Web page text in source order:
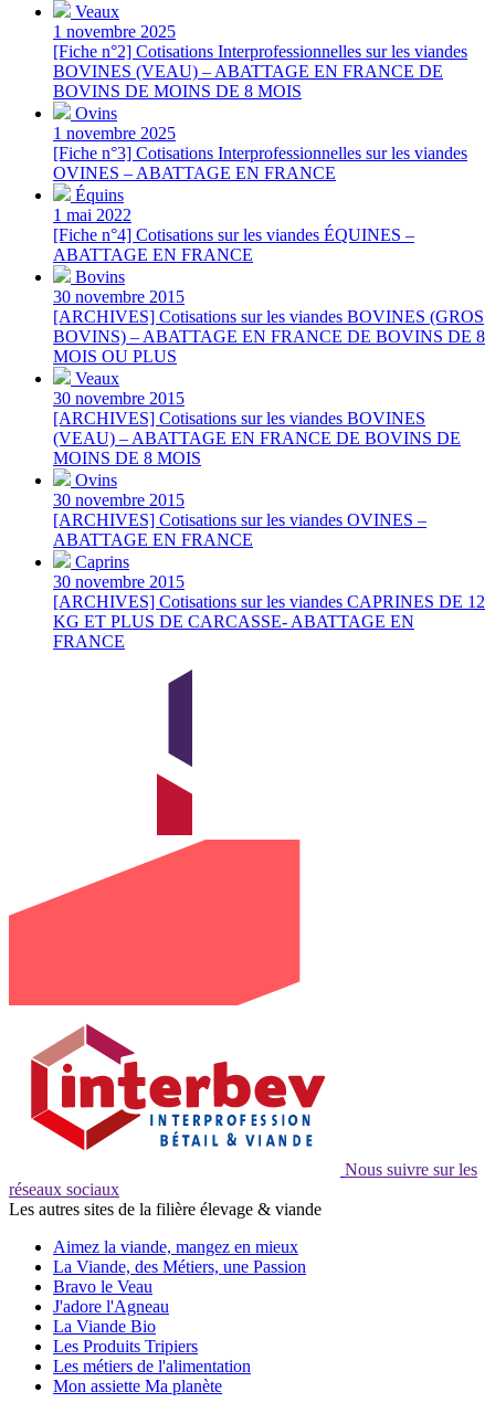
Veaux
1 novembre 2025
[Fiche n°2] Cotisations Interprofessionnelles sur les viandes
BOVINES (VEAU) – ABATTAGE EN FRANCE DE
BOVINS DE MOINS DE 8 MOIS
Ovins
1 novembre 2025
[Fiche n°3] Cotisations Interprofessionnelles sur les viandes
OVINES – ABATTAGE EN FRANCE
Équins
1 mai 2022
[Fiche n°4] Cotisations sur les viandes ÉQUINES –
ABATTAGE EN FRANCE
Bovins
30 novembre 2015
[ARCHIVES] Cotisations sur les viandes BOVINES (GROS
BOVINS) – ABATTAGE EN FRANCE DE BOVINS DE 8
MOIS OU PLUS
Veaux
30 novembre 2015
[ARCHIVES] Cotisations sur les viandes BOVINES
(VEAU) – ABATTAGE EN FRANCE DE BOVINS DE
MOINS DE 8 MOIS
Ovins
30 novembre 2015
[ARCHIVES] Cotisations sur les viandes OVINES –
ABATTAGE EN FRANCE
Caprins
30 novembre 2015
[ARCHIVES] Cotisations sur les viandes CAPRINES DE 12
KG ET PLUS DE CARCASSE- ABATTAGE EN
FRANCE
Nous suivre sur les
réseaux sociaux
Les autres sites de la filière élevage & viande
Aimez la viande, mangez en mieux
La Viande, des Métiers, une Passion
Bravo le Veau
J'adore l'Agneau
La Viande Bio
Les Produits Tripiers
Les métiers de l'alimentation
Mon assiette Ma planète